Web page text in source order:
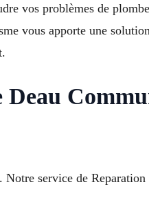
vos problèmes de
vous apporte une
service de